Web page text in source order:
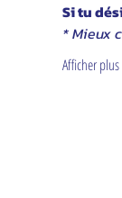
Si tu
* Mieux
Afficher plus